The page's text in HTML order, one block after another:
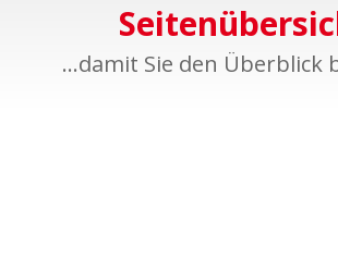
...damit Sie den Überblick